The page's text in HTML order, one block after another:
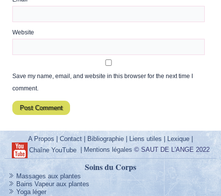
Website
Save my name, email, and website in this browser for the next time I
comment.
A Propos |Contact Bibliographie Liens utiles | Lexique
Chaîne YouTube| Mentions légales © SAUT DE L'ANGE 2022
Soins du Corps
Massages aux plantes
Bains Vapeur aux plantes
Yoga léger